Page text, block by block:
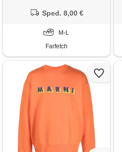
Sped. 8,00 €
M-L
Farfetch